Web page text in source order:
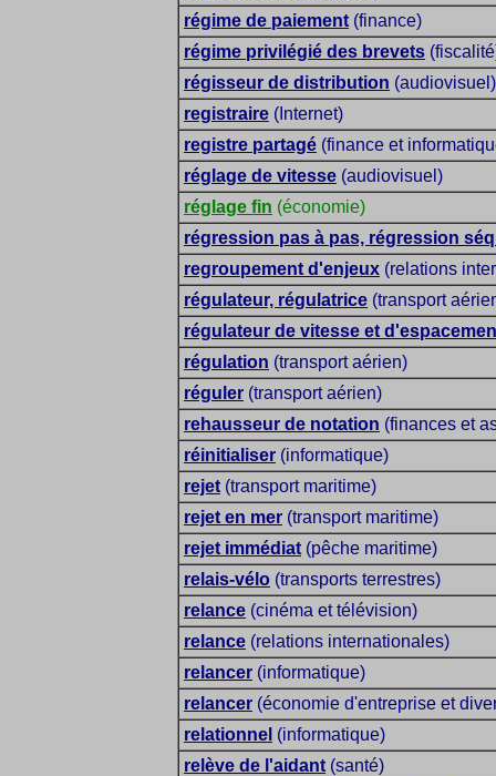
régime de paiement (finance)
régime privilégié des brevets
régisseur de distribution (audiovisuel)
registraire (Internet)
registre partagé (finance et
réglage de vitesse (audiovisuel)
réglage fin (économie)
régression pas à pas, régression
regroupement d'enjeux (relations
régulateur, régulatrice (transport
régulateur de vitesse et
régulation (transport aérien)
réguler (transport aérien)
rehausseur de notation (finances et
réinitialiser (informatique)
rejet (transport maritime)
rejet en mer (transport maritime)
rejet immédiat (pêche maritime)
relais-vélo (transports terrestres)
relance (cinéma et télévision)
relance (relations internationales)
relancer (informatique)
relancer (économie d'entreprise et
relationnel (informatique)
relève de l'aidant (santé)